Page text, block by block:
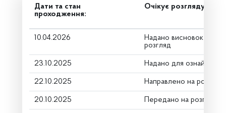
Дати та стан
проходження:
Очікує розгляду
10.04.2026
Надано висновок
розгляд
23.10.2025 Надано для
22.10.2025 Направлено на розгляд
20.10.2025 Передано на розгляд